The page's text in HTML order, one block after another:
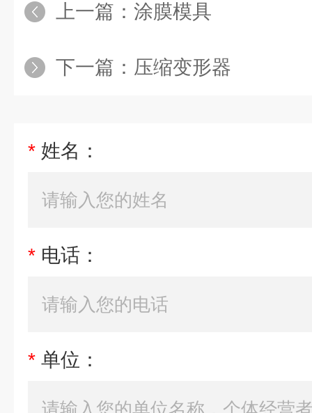
上一篇： 涂膜模具
下一篇： 压缩变形器
* 姓名：
* 电话：
* 单位：